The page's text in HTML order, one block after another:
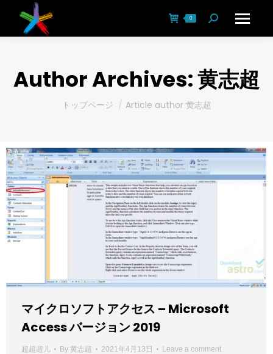
0 Search:
Author Archives:黄志超
You are here:
トップページ Article author 黄志超
マイクロソフトアクセス – Microsoft
Access バージョン 2019
超超超儿 By 黄志超 2021年4月13日 Leave a comment